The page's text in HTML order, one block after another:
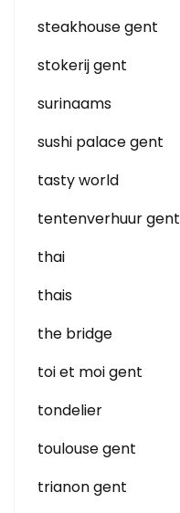
steakhouse gent
stokerij gent
surinaams
sushi palace gent
tasty world
tentenverhuur gent
thai
thais
the bridge
toi et moi gent
tondelier
toulouse gent
trianon gent